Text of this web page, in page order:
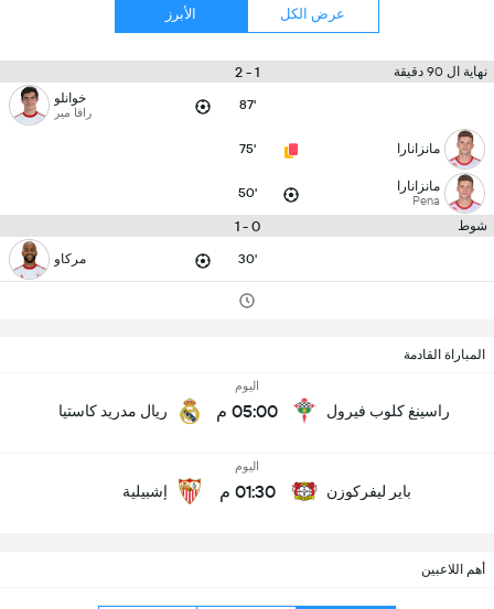
عرض الكل الأبرز
نهاية ال 90 دقيقة 1 - 2
87' خوانلو
رافا مير
مانزانارا 75'
مانزانارا
Pena
50'
شوط 0 - 1
30' مركاو
المباراة القادمة
راسينغ كلوب فيرول
اليوم
05:00 م ريال مدريد كاستيا
باير ليفركوزن
اليوم
01:30 م إشبيلية
أهم اللاعبين